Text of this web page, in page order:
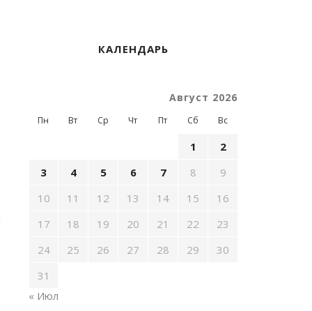
КАЛЕНДАРЬ
Август 2026
Пн Вт Ср Чт Пт Сб Вс
1
2
3
4 5 6 7 8
9
10
11 12 13 14 15
16
17
18 19 20 21 22
23
24
25 26 27 28 29
30
31
« Июл